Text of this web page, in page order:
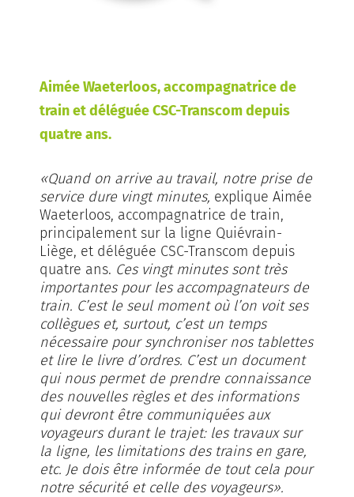
Aimée Waeterloos, accompagnatrice de
train et déléguée CSC-Transcom depuis
quatre ans.
«Quand on arrive au travail, notre prise de
service dure vingt minutes, explique Aimée
Waeterloos, accompagnatrice de train,
principalement sur la ligne Quiévrain-
Liège, et déléguée CSC-Transcom depuis
quatre ans. Ces vingt minutes sont très
importantes pour les accompagnateurs de
train. C’est le seul moment où l’on voit ses
collègues et, surtout, c’est un temps
nécessaire pour synchroniser nos tablettes
et lire le livre d’ordres. C’est un document
qui nous permet de prendre connaissance
des nouvelles règles et des informations
qui devront être communiquées aux
voyageurs durant le trajet: les travaux sur
la ligne, les limitations des trains en gare,
etc. Je dois être informée de tout cela pour
notre sécurité et celle des voyageurs».